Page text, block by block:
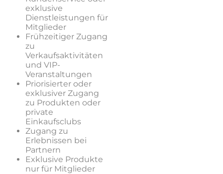
exklusive
Dienstleistungen für
Mitglieder
Frühzeitiger Zugang
zu
Verkaufsaktivitäten
und VIP-
Veranstaltungen
Priorisierter oder
exklusiver Zugang
zu Produkten oder
private
Einkaufsclubs
Zugang zu
Erlebnissen bei
Partnern
Exklusive Produkte
nur für Mitglieder